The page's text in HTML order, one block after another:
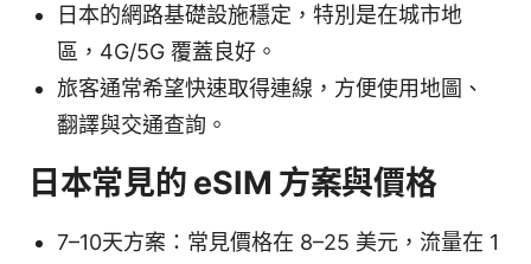
日本的網路基礎設施穩定，特別是在城市地
區，4G/5G 覆蓋良好。
旅客通常希望快速取得連線，方便使用地圖、
翻譯與交通查詢。
日本常見的 eSIM 方案與價格
7–10天方案：常見價格在 8–25 美元，流量在 1